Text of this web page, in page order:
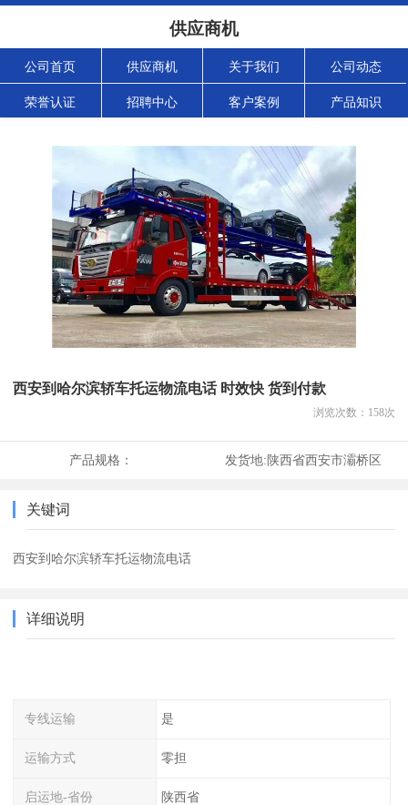
供应商机
公司首页 供应商机 关于我们 公司动态
荣誉认证 招聘中心 客户案例 产品知识
西安到哈尔滨轿车托运物流电话 时效快 货到付款
浏览次数： 158次
产品规格： 发货地:陕西省西安市灞桥区
关键词
西安到哈尔滨轿车托运物流电话
详细说明
专线运输 是
运输方式 零担
启运地-省份 陕西省